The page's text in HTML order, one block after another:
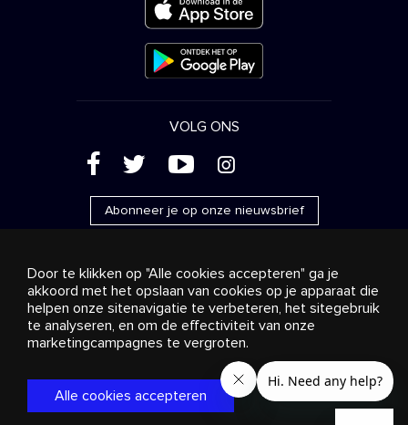
VOLG ONS
( ' + &
Abonneer je op onze nieuwsbrief
Reclame
Streaming en distributie
Consumentenproducten
Bedrijfsoplossingen
Over ons
Cookies settings
© 2018-2025 Stingray Group Inc. Alle rechten voorbehouden.
STINGRAY®, STINGRAY® MUSIC en andere verwante merken
en logo’s zijn handelsmerken van Stingray Group in Canada,
Door te klikken op "Alle cookies accepteren" ga je
akkoord met het opslaan van cookies op je apparaat die
helpen onze sitenavigatie te verbeteren, het sitegebruik
te analyseren, en om de effectiviteit van onze
marketingcampagnes te vergroten.
Alle cookies accepteren